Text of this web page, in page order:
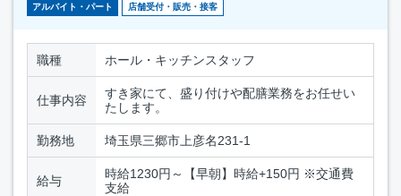
アルバイト・パート 店舗受付・販売・接客
職種 ホール・キッチンスタッフ
仕事内容
すき家にて、盛り付けや配膳業務をお任せい
たします。
勤務地 埼玉県三郷市上彦名231-1
給与
時給1230円～【早朝】時給+150円 ※交通費
支給